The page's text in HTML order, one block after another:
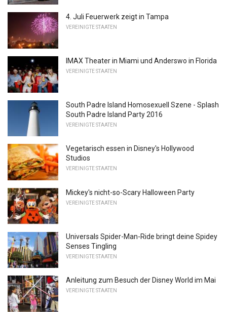
4. Juli Feuerwerk zeigt in Tampa
VEREINIGTE STAATEN
IMAX Theater in Miami und Anderswo in Florida
VEREINIGTE STAATEN
South Padre Island Homosexuell Szene - Splash
South Padre Island Party 2016
VEREINIGTE STAATEN
Vegetarisch essen in Disney's Hollywood
Studios
VEREINIGTE STAATEN
Mickey's nicht-so-Scary Halloween Party
VEREINIGTE STAATEN
Universals Spider-Man-Ride bringt deine Spidey
Senses Tingling
VEREINIGTE STAATEN
Anleitung zum Besuch der Disney World im Mai
VEREINIGTE STAATEN